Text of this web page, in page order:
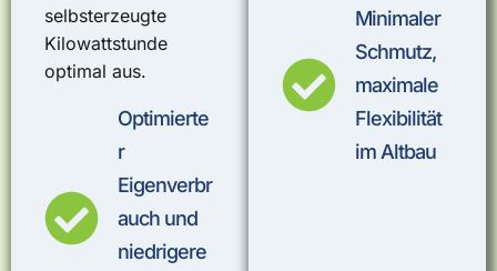
selbsterzeugte
Kilowattstunde
optimal aus.
Optimierte
r
Eigenverbr
auch und
niedrigere
Minimaler
Schmutz,
maximale
Flexibilität
im Altbau